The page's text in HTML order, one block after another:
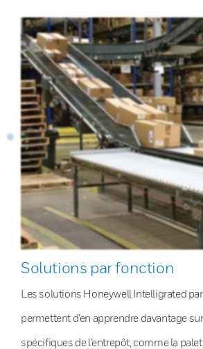
Solutions par fonction
Les solutions Honeywell Intelligrated
permettent d’en apprendre davantage
spécifiques de l’entrepôt, comme la